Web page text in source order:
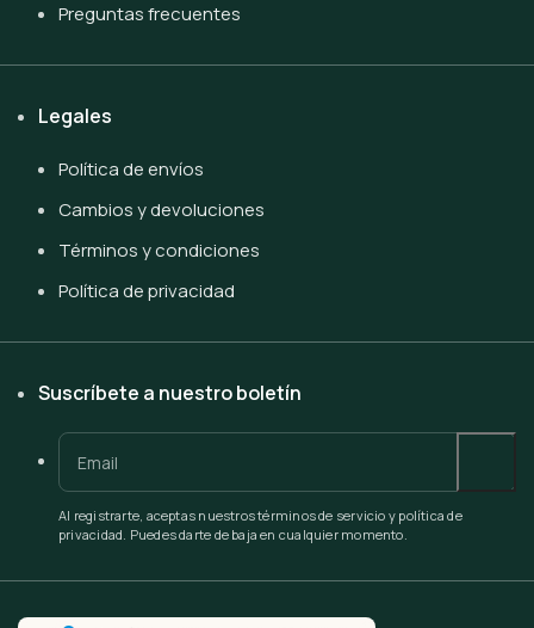
Preguntas frecuentes
Legales
Política de envíos
Cambios y devoluciones
Términos y condiciones
Política de privacidad
Suscríbete a nuestro boletín
Al registrarte, aceptas nuestros términos de servicio y política de
privacidad. Puedes darte de baja en cualquier momento.